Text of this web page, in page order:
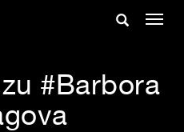
Suche
#Barbora